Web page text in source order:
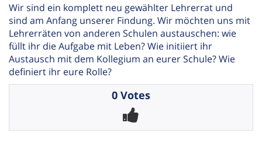
Wir sind ein komplett neu gewählter Lehrerrat und
sind am Anfang unserer Findung. Wir möchten uns mit
Lehrerräten von anderen Schulen austauschen: wie
füllt ihr die Aufgabe mit Leben? Wie initiiert ihr
Austausch mit dem Kollegium an eurer Schule? Wie
definiert ihr eure Rolle?
0 Votes